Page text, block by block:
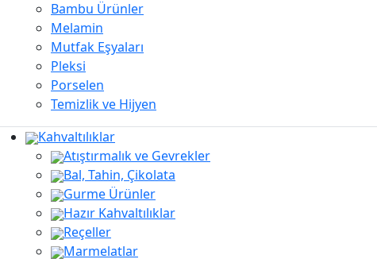
Bambu Ürünler
Melamin
Mutfak Eşyaları
Pleksi
Porselen
Temizlik ve Hijyen
Kahvaltılıklar
Atıştırmalık ve Gevrekler
Bal, Tahin, Çikolata
Gurme Ürünler
Hazır Kahvaltılıklar
Reçeller
Marmelatlar